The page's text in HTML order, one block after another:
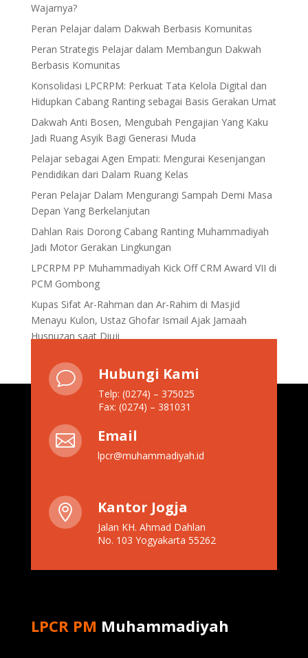
Wajarnya?
Peran Pelajar dalam Dakwah Berbasis Komunitas
Peran Strategis Pelajar dalam Membangun Dakwah
Berbasis Komunitas
Konsolidasi LPCRPM: Perkuat Tata Kelola Digital dan
Hidupkan Cabang Ranting sebagai Basis Gerakan Umat
Dakwah Anti Bosen, Mengubah Pengajian Yang Kaku
Jadi Ruang Asyik Bagi Generasi Muda
Pelajar sebagai Agen Empati: Mengurai Kesenjangan
Pendidikan dari Dalam Ruang Kelas
Peran Pelajar Dalam Mengurangi Sampah Demi Masa
Depan Yang Berkelanjutan
Dahlan Rais Dorong Cabang Ranting Muhammadiyah
Jadi Motor Gerakan Lingkungan
LPCRPM PP Muhammadiyah Kick Off CRM Award VII di
PCM Gombong
Kupas Sifat Ar-Rahman dan Ar-Rahim di Masjid
Menayu Kulon, Ustaz Ghofar Ismail Ajak Jamaah
Husnuzan saat Diuji
v Hubungi Kami
Telp: (0274) – 375025
Fax: (0274) – 381031
 Email
lpcr@muhammadiyah.id
 Kantor Jogja
Jalan KH. Ahmad Dahlan
No. 103 Yogyakarta 55262
LPCR PM Muhammadiyah